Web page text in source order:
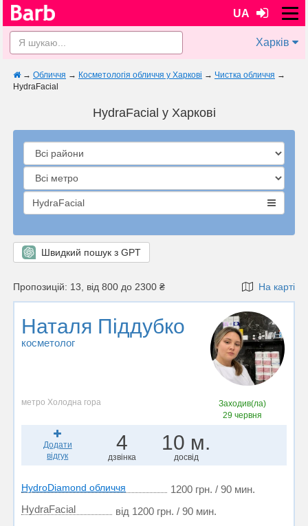
UA
Харків
→ Обличчя → Косметологія обличчя у Харкові → Чистка обличчя →
HydraFacial
HydraFacial у Харкові
HydraFacial
Швидкий пошук з GPT
Пропозицій: 13, від 800 до 2300 ₴ На карті
Наталя Піддубко
косметолог
метро Холодна гора
Заходив(ла)
29 червня
Додати
відгук
4
дзвінка
10 м.
досвід
HydroDiamond обличчя
1200 грн. / 90 мин.
HydraFacial
від 1200 грн. / 90 мин.